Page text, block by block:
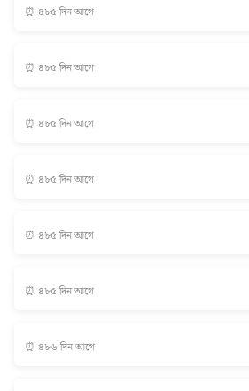
⏰ ৪৮৫ দিন আগে
⏰ ৪৮৫ দিন আগে
⏰ ৪৮৫ দিন আগে
⏰ ৪৮৫ দিন আগে
⏰ ৪৮৫ দিন আগে
⏰ ৪৮৫ দিন আগে
⏰ ৪৮৬ দিন আগে